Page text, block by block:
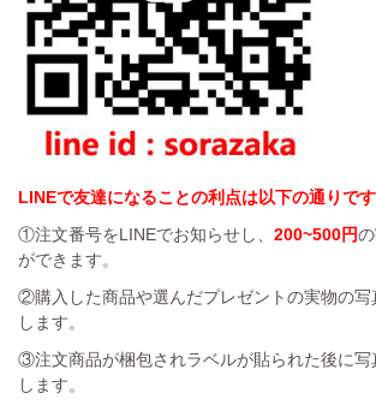
LINEで友達になることの利点は以下の通りです
①注文番号をLINEでお知らせし、 200~500円
ができます。
②購入した商品や選んだプレゼントの実物の写
します。
③注文商品が梱包されラベルが貼られた後に写
します。